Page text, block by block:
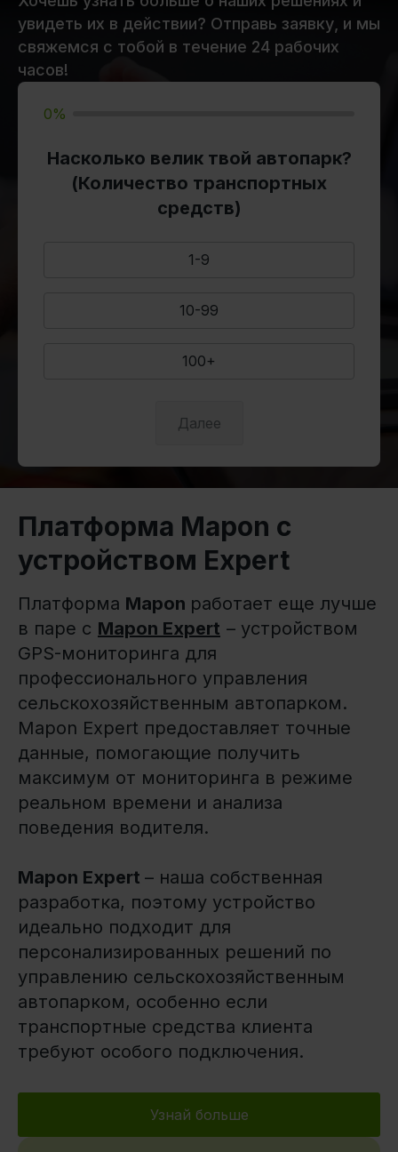
увидеть их в действии? Отправь заявку, и мы
свяжемся с тобой в течение 24 рабочих
часов!
0%
Насколько велик твой автопарк?
(Количество транспортных
средств)
1-9
10-99
100+
Далее
Платформа Mapon с
устройством Expert
Платформа Mapon работает еще лучше
в паре с Mapon Expert – устройством
GPS-мониторинга для
профессионального управления
сельскохозяйственным автопарком.
Mapon Expert предоставляет точные
данные, помогающие получить
максимум от мониторинга в режиме
реальном времени и анализа
поведения водителя.
Mapon Expert – наша собственная
разработка, поэтому устройство
идеально подходит для
персонализированных решений по
управлению сельскохозяйственным
автопарком, особенно если
транспортные средства клиента
требуют особого подключения.
Узнай больше